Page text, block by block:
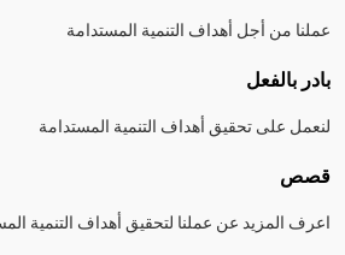
عملنا من أجل أهداف التنمية المستدامة
بادر بالفعل
لنعمل على تحقيق أهداف التنمية المستدامة
قصص
اعرف المزيد عن عملنا لتحقيق أهداف التنمية